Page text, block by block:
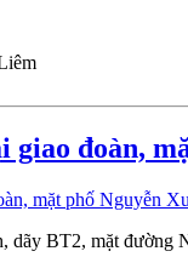
giao đoàn,
dãy BT2, mặt đường